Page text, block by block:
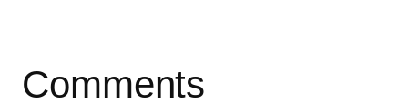
Comments